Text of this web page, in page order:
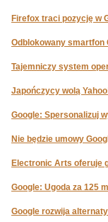
Firefox traci pozycję w
Odblokowany smartfon
Tajemniczy system
Japończycy wolą
Google: Spersonalizuj
Nie będzie umowy
Electronic Arts oferuje
Google: Ugoda za 125
Google rozwija